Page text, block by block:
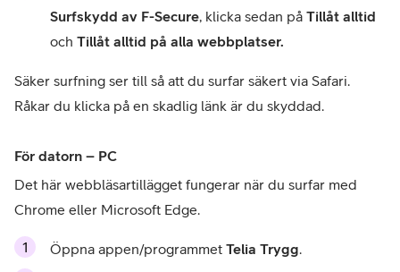
Surfskydd av F-Secure, klicka sedan på
och Tillåt alltid på alla webbplatser.
Säker surfning ser till så att du surfar säkert via Safari.
Råkar du klicka på en skadlig länk är du skyddad.
För datorn – PC
Det här webbläsartillägget fungerar när du surfar med
Chrome eller Microsoft Edge.
Öppna appen/programmet Telia Trygg.